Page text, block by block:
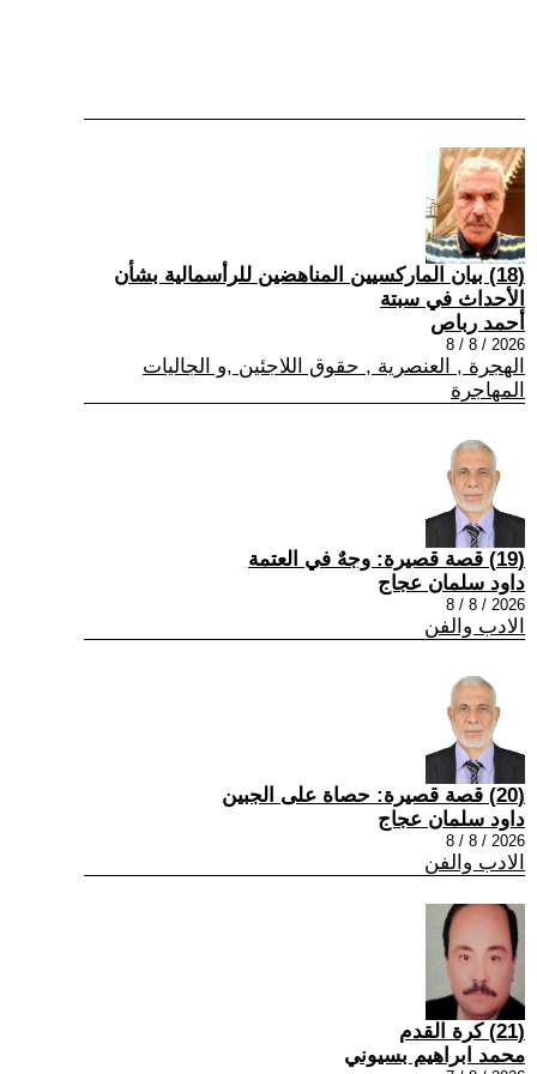
(18) بيان الماركسيين المناهضين للرأسمالية بشأن
الأحداث في سبتة
أحمد رباص
2026 / 8 / 8
الهجرة , العنصرية , حقوق اللاجئين ,و الجاليات
المهاجرة
(19) قصة قصيرة: وجهٌ في العتمة
داود سلمان عجاج
2026 / 8 / 8
الادب والفن
(20) قصة قصيرة: حصاة على الجبين
داود سلمان عجاج
2026 / 8 / 8
الادب والفن
(21) كرة القدم
محمد ابراهيم بسيوني